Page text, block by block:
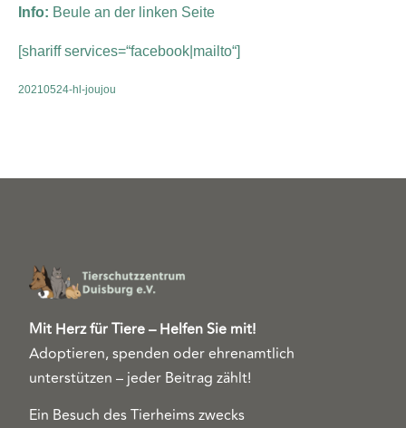
Info: Beule an der linken Seite
[shariff services=“facebook|mailto“]
20210524-hl-joujou
Mit Herz für Tiere – Helfen Sie mit!
Adoptieren, spenden oder ehrenamtlich
unterstützen – jeder Beitrag zählt!
Ein Besuch des Tierheims zwecks